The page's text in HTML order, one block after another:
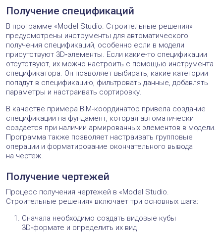
Получение спецификаций
В программе «Model Studio. Строительные решения»
предусмотрены инструменты для автоматического
получения спецификаций, особенно если в модели
присутствуют 3D‑элементы. Если какие-то спецификации
отсутствуют, их можно настроить с помощью инструмента
спецификатора. Он позволяет выбирать, какие категории
попадут в спецификацию, фильтровать данные, добавлять
параметры и настраивать сортировку.
В качестве примера BIM‑координатор привела создание
спецификации на фундамент, которая автоматически
создается при наличии армированных элементов в модели.
Программа также позволяет настраивать групповые
операции и форматирование окончательного вывода
на чертеж.
Получение чертежей
Процесс получения чертежей в «Model Studio.
Строительные решения» включает три основных шага:
Сначала необходимо создать видовые кубы
3D‑формате и определить их вид